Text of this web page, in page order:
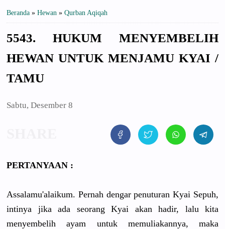
Beranda » Hewan » Qurban Aqiqah
5543. HUKUM MENYEMBELIH
HEWAN UNTUK MENJAMU KYAI /
TAMU
Sabtu, Desember 8
PERTANYAAN :
Assalamu'alaikum. Pernah dengar penuturan Kyai Sepuh,
intinya jika ada seorang Kyai akan hadir, lalu kita
menyembelih ayam untuk memuliakannya, maka